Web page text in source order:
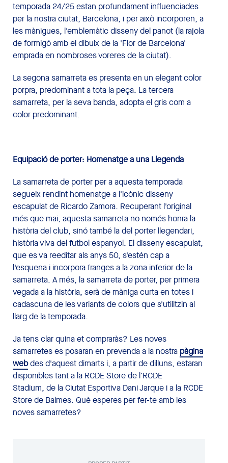
temporada 24/25 estan profundament influenciades
per la nostra ciutat, Barcelona, ​​i per això incorporen, a
les mànigues, l'emblemàtic disseny del panot (la rajola
de formigó amb el dibuix de la 'Flor de Barcelona'
emprada en nombroses voreres de la ciutat).
La segona samarreta es presenta en un elegant color
porpra, predominant a tota la peça. La tercera
samarreta, per la seva banda, adopta el gris com a
color predominant.
Equipació de porter: Homenatge a una Llegenda
La samarreta de porter per a aquesta temporada
segueix rendint homenatge a l'icònic disseny
escapulat de Ricardo Zamora. Recuperant l'original
més que mai, aquesta samarreta no només honra la
història del club, sinó també la del porter llegendari,
història viva del futbol espanyol. El disseny escapulat,
que es va reeditar als anys 50, s'estén cap a
l'esquena i incorpora franges a la zona inferior de la
samarreta. A més, la samarreta de porter, per primera
vegada a la història, serà de màniga curta en totes i
cadascuna de les variants de colors que s'utilitzin al
llarg de la temporada.
Ja tens clar quina et compraràs? Les noves
samarretes es posaran en prevenda a la nostra pàgina
webdes d'aquest dimarts i, a partir de dilluns, estaran
disponibles tant a la RCDE Store de l’RCDE
Stadium, de la Ciutat Esportiva Dani Jarque i a la RCDE
Store de Balmes. Què esperes per fer-te amb les
noves samarretes?